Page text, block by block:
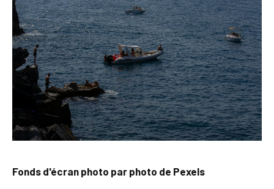
Fonds d'écran photo par photo de Pexels